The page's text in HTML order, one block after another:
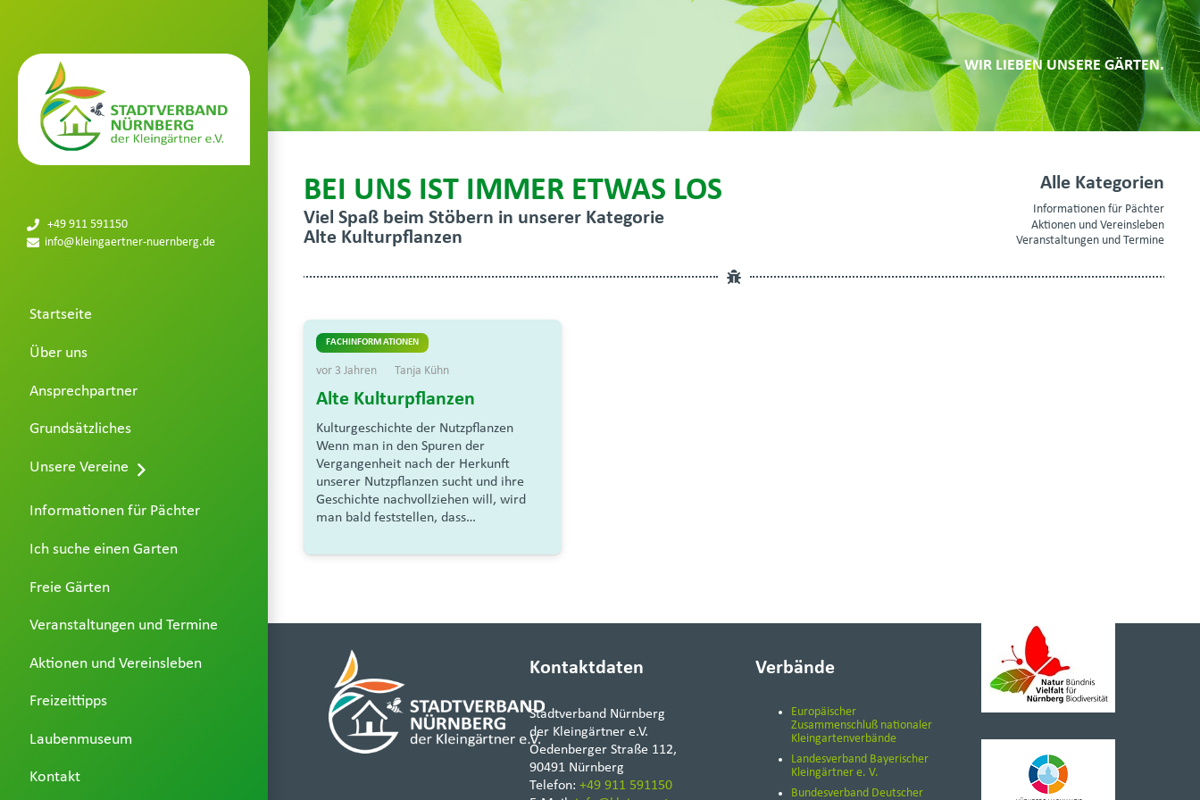
+49 911 591150
info@kleingaertner-nuernberg.de
Startseite
Über uns
Ansprechpartner
Grundsätzliches
Unsere Vereine
Informationen für Pächter
Ich suche einen Garten
Freie Gärten
Veranstaltungen und Termine
Aktionen und Vereinsleben
Freizeittipps
Laubenmuseum
Kontakt
WIR LIEBEN UNSERE GÄRTEN.
BEI UNS IST IMMER ETWAS LOS
Viel Spaß beim Stöbern in unserer Kategorie
Alte Kulturpflanzen
Alle Kategorien
Informationen für Pächter
Aktionen und Vereinsleben
Veranstaltungen und Termine
FACHINFORMATIONEN
vor 3 Jahren Tanja Kühn
Alte Kulturpflanzen
Kulturgeschichte der Nutzpflanzen
Wenn man in den Spuren der
Vergangenheit nach der Herkunft
unserer Nutzpflanzen sucht und ihre
Geschichte nachvollziehen will, wird
man bald feststellen, dass…
Kontaktdaten
Stadtverband Nürnberg
der Kleingärtner e.V.
Oedenberger Straße 112,
90491 Nürnberg
Telefon: +49 911 591150
Verbände
Europäischer
Zusammenschluß nationaler
Kleingartenverbände
Landesverband Bayerischer
Kleingärtner e. V.
Bundesverband Deutscher